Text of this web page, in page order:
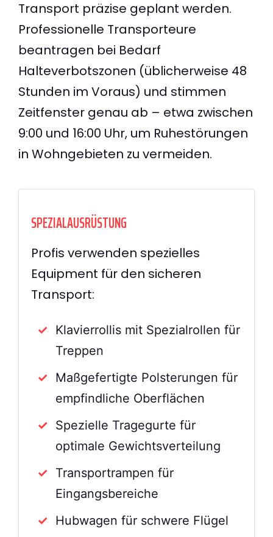
Transport präzise geplant werden.
Professionelle Transporteure
beantragen bei Bedarf
Halteverbotszonen (üblicherweise 48
Stunden im Voraus) und stimmen
Zeitfenster genau ab – etwa zwischen
9:00 und 16:00 Uhr, um Ruhestörungen
in Wohngebieten zu vermeiden.
SPEZIALAUSRÜSTUNG
Profis verwenden spezielles
Equipment für den sicheren
Transport:
Klavierrollis mit Spezialrollen für
Treppen
Maßgefertigte Polsterungen für
empfindliche Oberflächen
Spezielle Tragegurte für
optimale Gewichtsverteilung
Transportrampen für
Eingangsbereiche
Hubwagen für schwere Flügel